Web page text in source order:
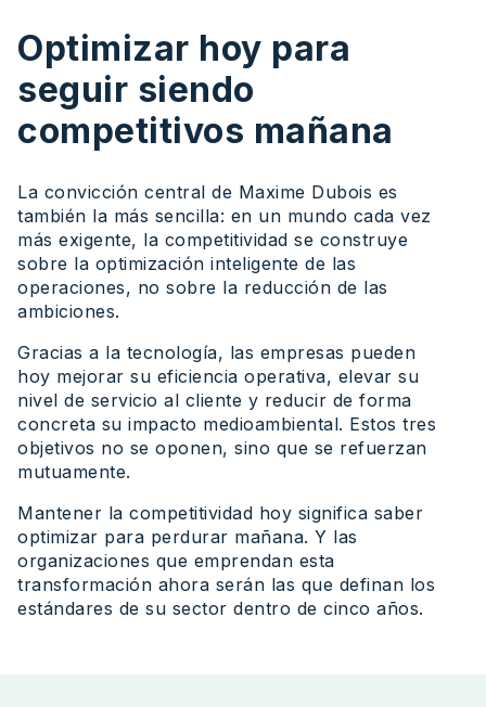
Optimizar hoy para
seguir siendo
competitivos mañana
La convicción central de Maxime Dubois es
también la más sencilla: en un mundo cada vez
más exigente, la competitividad se construye
sobre la optimización inteligente de las
operaciones, no sobre la reducción de las
ambiciones.
Gracias a la tecnología, las empresas pueden
hoy mejorar su eficiencia operativa, elevar su
nivel de servicio al cliente y reducir de forma
concreta su impacto medioambiental. Estos tres
objetivos no se oponen, sino que se refuerzan
mutuamente.
Mantener la competitividad hoy significa saber
optimizar para perdurar mañana. Y las
organizaciones que emprendan esta
transformación ahora serán las que definan los
estándares de su sector dentro de cinco años.